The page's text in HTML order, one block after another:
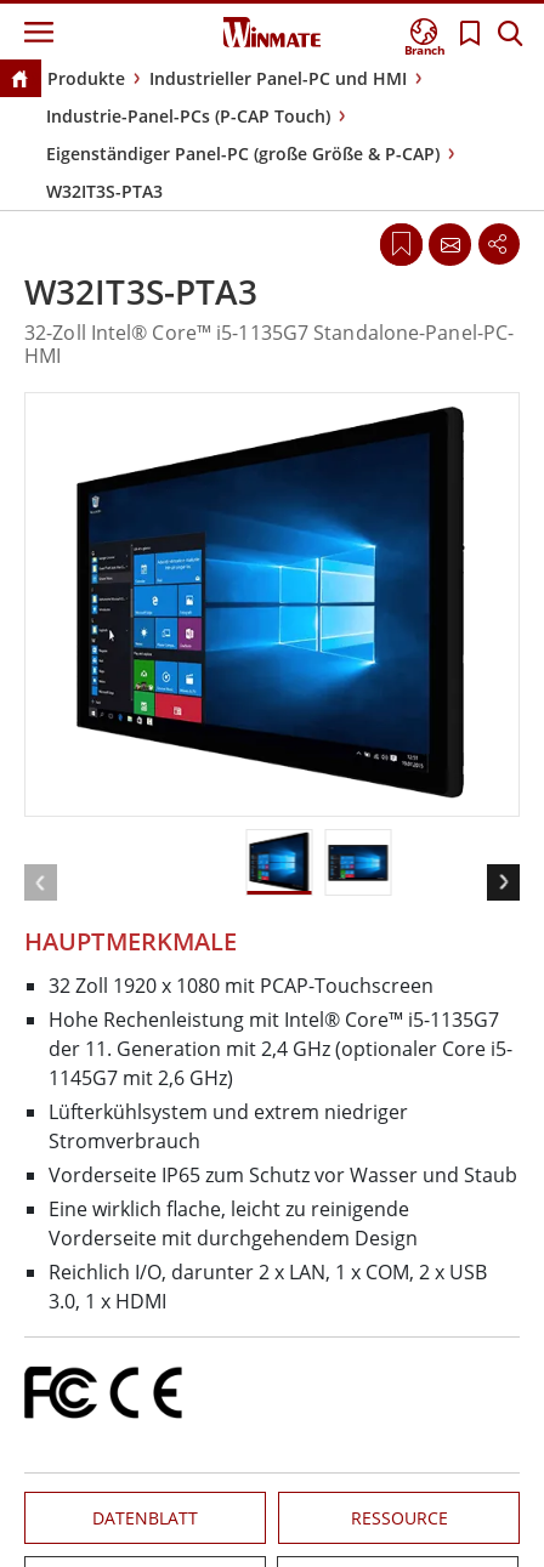
Branch
Produkte
Industrieller Panel-PC und HMI
Industrie-Panel-PCs (P-CAP Touch)
Eigenständiger Panel-PC (große Größe & P-CAP)
W32IT3S-PTA3
HAUPTMERKMALE
32 Zoll 1920 x 1080 mit PCAP-Touchscreen
Hohe Rechenleistung mit Intel® Core™ i5-1135G7
der 11. Generation mit 2,4 GHz (optionaler Core i5-
1145G7 mit 2,6 GHz)
Lüfterkühlsystem und extrem niedriger
Stromverbrauch
Vorderseite IP65 zum Schutz vor Wasser und Staub
Eine wirklich flache, leicht zu reinigende
Vorderseite mit durchgehendem Design
Reichlich I/O, darunter 2 x LAN, 1 x COM, 2 x USB
3.0, 1 x HDMI
DATENBLATT RESSOURCE
W32IT3S-PTA3
32-Zoll Intel® Core™ i5-1135G7 Standalone-Panel-PC-
HMI